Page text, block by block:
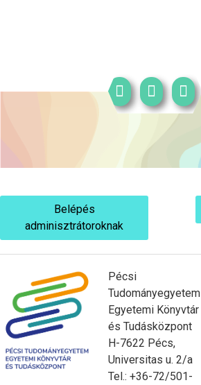
Belépés
adminisztrátoroknak
Pécsi
Tudományegyetem
Egyetemi Könyvtár
és Tudásközpont
H-7622 Pécs,
Universitas u. 2/a
Tel.: +36-72/501-